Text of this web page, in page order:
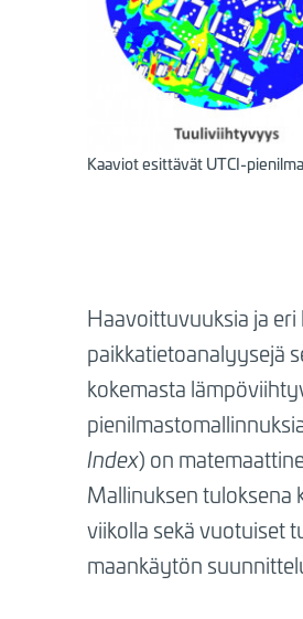
Kaaviot esittävät UTCI-
Haavoittuvuuksia ja
paikkatietoanalyysejä
kokemasta
Index) on
Mallinuksen tuloksena
viikolla sekä vuotuiset
maankäytön